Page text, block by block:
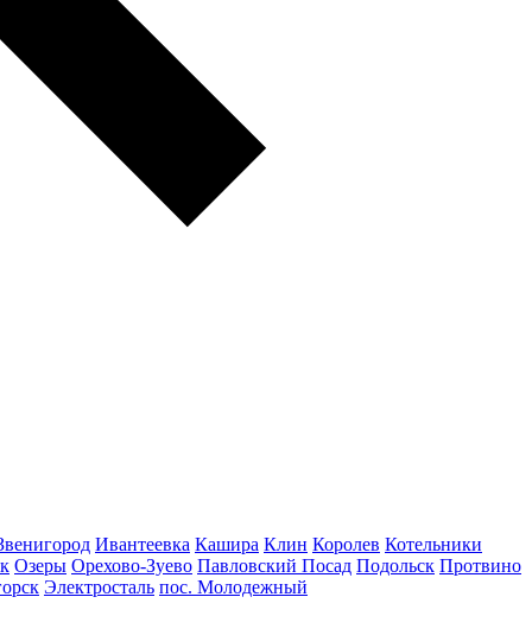
Ивантеевка Кашира Клин Королев Котельники
Озеры Орехово-Зуево Павловский Посад Подольск Протвино
Электросталь пос. Молодежный